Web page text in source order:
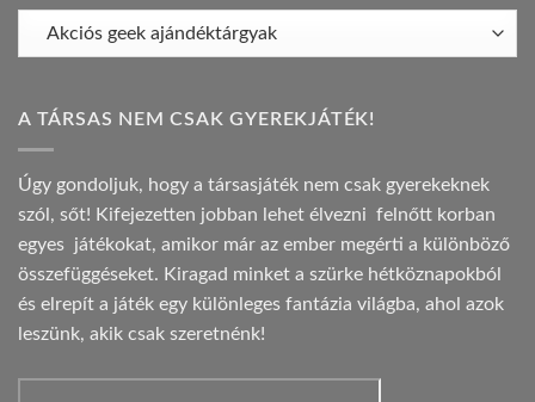
A TÁRSAS NEM CSAK GYEREKJÁTÉK!
Úgy gondoljuk, hogy a társasjáték nem csak gyerekeknek
szól, sőt! Kifejezetten jobban lehet élvezni felnőtt korban
egyes játékokat, amikor már az ember megérti a különböző
összefüggéseket. Kiragad minket a szürke hétköznapokból
és elrepít a játék egy különleges fantázia világba, ahol azok
leszünk, akik csak szeretnénk!